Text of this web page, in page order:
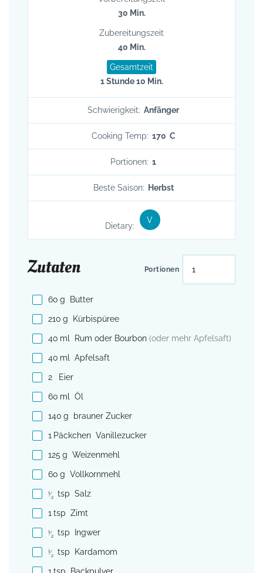
30 Min.
Zubereitungszeit
40 Min.
Gesamtzeit
1 Stunde 10 Min.
Schwierigkeit: Anfänger
Cooking Temp: 170 C
Portionen: 1
Beste Saison: Herbst
Dietary:
V
Zutaten Portionen
60 g Butter
210 g Kürbispüree
40 ml Rum oder Bourbon (oder mehr Apfelsaft)
40 ml Apfelsaft
2 Eier
60 ml Öl
140 g brauner Zucker
1 Päckchen Vanillezucker
125 g Weizenmehl
60 g Vollkornmehl
1⁄2 tsp Salz
1 tsp Zimt
1⁄2 tsp Ingwer
1⁄2 tsp Kardamom